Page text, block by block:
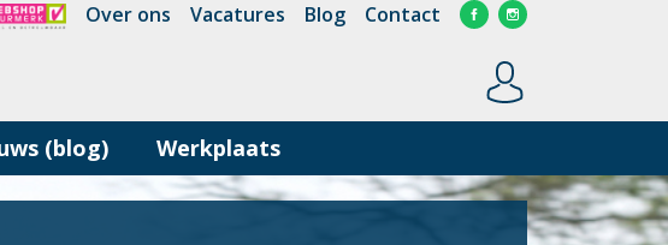
Over ons Vacatures Blog Contact
(blog) Werkplaats